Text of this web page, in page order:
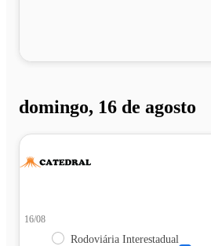
domingo, 16 de agosto
16/08
Rodoviária Interestadual